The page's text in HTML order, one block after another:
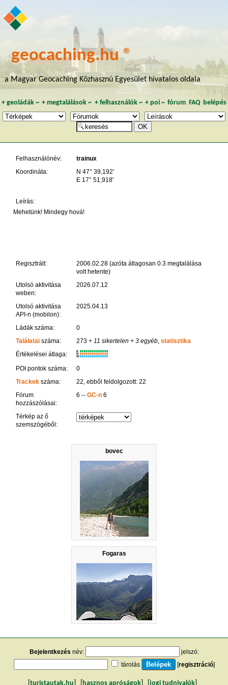
geocaching.hu ®
a Magyar Geocaching Közhasznú Egyesület hivatalos oldala
+ geoládák~ +megtalálások ~ + felhasználók~ + poi~ fórum FAQ belépés
bovec
Fogaras
Felhasználónév:
trainux
Koordináta:
N 47° 39,192'
E 17° 51,918'
Leírás:
Mehetünk! Mindegy hová!
Regisztrált:
2006.02.28 (azóta átlagosan 0.3 megtalálása
volt hetente)
Utolsó aktivitása
weben:
2026.07.12
Utolsó aktivitása
API-n (mobilon):
2025.04.13
Ládák száma:
0
Találataiszáma: 273+ 11 sikertelen + 3 egyéb, statisztika
Értékelései átlaga:
K
R
W
POI pontok száma:
0
Trackekszáma:
22, ebből feldolgozott: 22
Fórum
hozzászólásai:
6 -- GC-n6
Térkép az ő
szemszögéből:
Bejelentkezés név:
jelszó:
tárolás
[regisztráció]
turistautak.hu hasznos apróságok jogi tudnivalók